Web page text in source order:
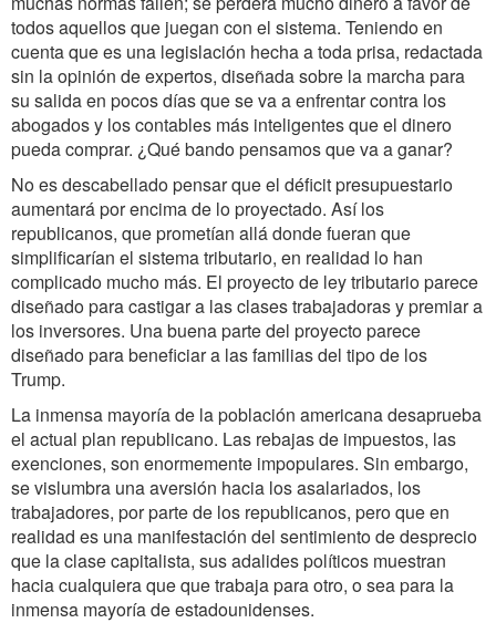
todos aquellos que juegan con el sistema. Teniendo en
cuenta que es una legislación hecha a toda prisa, redactada
sin la opinión de expertos, diseñada sobre la marcha para
su salida en pocos días que se va a enfrentar contra los
abogados y los contables más inteligentes que el dinero
pueda comprar. ¿Qué bando pensamos que va a ganar?
No es descabellado pensar que el déficit presupuestario
aumentará por encima de lo proyectado. Así los
republicanos, que prometían allá donde fueran que
simplificarían el sistema tributario, en realidad lo han
complicado mucho más. El proyecto de ley tributario parece
diseñado para castigar a las clases trabajadoras y premiar a
los inversores. Una buena parte del proyecto parece
diseñado para beneficiar a las familias del tipo de los
Trump.
La inmensa mayoría de la población americana desaprueba
el actual plan republicano. Las rebajas de impuestos, las
exenciones, son enormemente impopulares. Sin embargo,
se vislumbra una aversión hacia los asalariados, los
trabajadores, por parte de los republicanos, pero que en
realidad es una manifestación del sentimiento de desprecio
que la clase capitalista, sus adalides políticos muestran
hacia cualquiera que que trabaja para otro, o sea para la
inmensa mayoría de estadounidenses.